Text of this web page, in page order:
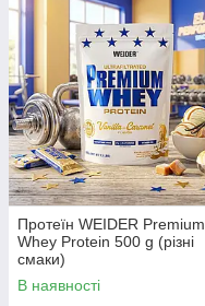
Протеїн WEIDER Premium
Whey Protein 500 g (різні
смаки)
В наявності